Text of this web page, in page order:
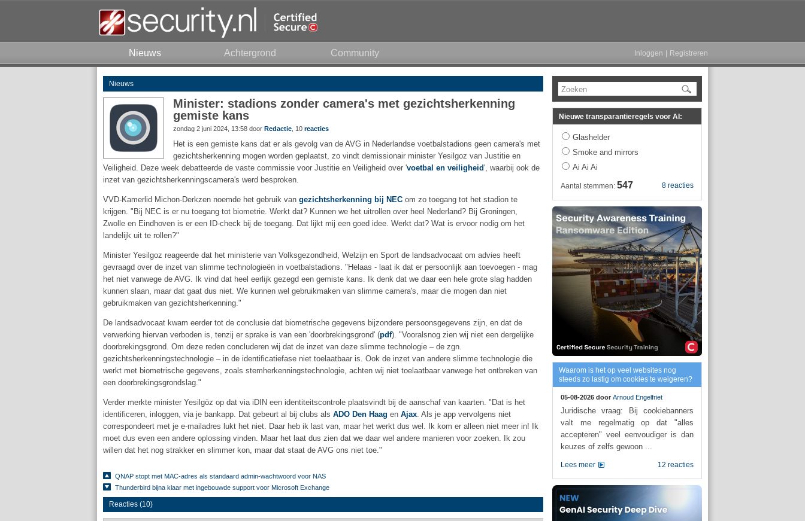
Nieuws Achtergrond Community Inloggen Registreren
Nieuws
Minister: stadions zonder camera's met gezichtsherkenning
gemiste kans
zondag 2 juni 2024, 13:58 door Redactie , 10 reacties
Het is een gemiste kans dat er als gevolg van de AVG in Nederlandse voetbalstadions geen camera's met
gezichtsherkenning mogen worden geplaatst, zo vindt demissionair minister Yesilgoz van Justitie en
Veiligheid. Deze week debatteerde de vaste commissie voor Justitie en Veiligheid over 'voetbal en veiligheid', waarbij ook de
inzet van gezichtsherkenningscamera's werd besproken.
VVD-Kamerlid Michon-Derkzen noemde het gebruik van gezichtsherkenning bij NEC om zo toegang tot het stadion te
krijgen. "Bij NEC is er nu toegang tot biometrie. Werkt dat? Kunnen we het uitrollen over heel Nederland? Bij Groningen,
Zwolle en Eindhoven is er een ID-check bij de toegang. Dat lijkt mij een goed idee. Werkt dat? Wat is ervoor nodig om het
landelijk uit te rollen?"
Minister Yesilgoz reageerde dat het ministerie van Volksgezondheid, Welzijn en Sport de landsadvocaat om advies heeft
gevraagd over de inzet van slimme technologieën in voetbalstadions. "Helaas - laat ik dat er persoonlijk aan toevoegen - mag
het niet vanwege de AVG. Ik vind dat heel eerlijk gezegd een gemiste kans. Ik denk dat we daar een hele grote slag hadden
kunnen slaan, maar dat gaat dus niet. We kunnen wel gebruikmaken van slimme camera's, maar die mogen dan niet
gebruikmaken van gezichtsherkenning."
De landsadvocaat kwam eerder tot de conclusie dat biometrische gegevens bijzondere persoonsgegevens zijn, en dat de
verwerking hiervan verboden is, tenzij er sprake is van een 'doorbrekingsgrond' (pdf). "Vooralsnog zien wij niet een dergelijke
doorbrekingsgrond. Om deze reden concluderen wij dat de inzet van deze slimme technologie – de zgn.
gezichtsherkenningstechnologie – in de identificatiefase niet toelaatbaar is. Ook de inzet van andere slimme technologie die
werkt met biometrische gegevens, zoals stemherkenningstechnologie, achten wij niet toelaatbaar vanwege het ontbreken van
een doorbrekingsgrondslag."
Verder merkte minister Yesilgöz op dat via iDIN een identiteitscontrole plaatsvindt bij de aanschaf van kaarten. "Dat is het
identificeren, inloggen, via je bankapp. Dat gebeurt al bij clubs als ADO Den Haag en Ajax. Als je app vervolgens niet
correspondeert met je e-mailadres lukt het niet. Daar heb ik last van, maar het werkt dus wel. Ik kom er alleen niet meer in! Ik
moet dus even een andere oplossing vinden. Maar het laat dus zien dat we daar wel andere manieren voor zoeken. Ik zou
willen dat het nog strakker en slimmer kon, maar dat staat de AVG ons niet toe."
QNAP stopt met MAC-adres als standaard admin-wachtwoord voor NAS
Thunderbird bijna klaar met ingebouwde support voor Microsoft Exchange
Reacties (10)
Zoeken
Nieuwe transparantieregels voor AI:
Glashelder
Smoke and mirrors
Ai Ai Ai
8 reacties
Aantal stemmen: 547
Waarom is het op veel websites nog
steeds zo lastig om cookies te weigeren?
05-08-2026 door Arnoud Engelfriet
Juridische vraag: Bij cookiebanners
valt me regelmatig op dat "alles
accepteren" veel eenvoudiger is dan
keuzes of zelfs gewoon ...
12 reacties
Lees meer